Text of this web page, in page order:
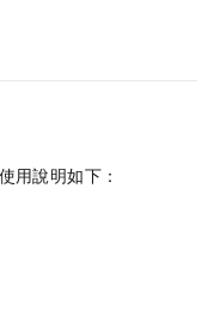
用說明如下：